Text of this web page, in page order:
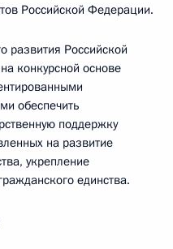
Российской Федерации.
развития Российской
конкурсной основе
обеспечить
поддержку
на развитие
укрепление
единства.